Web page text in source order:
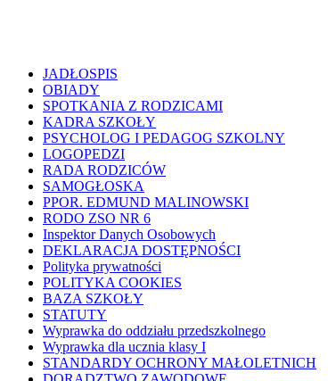
JADŁOSPIS
OBIADY
SPOTKANIA Z RODZICAMI
KADRA SZKOŁY
PSYCHOLOG I PEDAGOG SZKOLNY
LOGOPEDZI
RADA RODZICÓW
SAMOGŁOSKA
PPOR. EDMUND MALINOWSKI
RODO ZSO NR 6
Inspektor Danych Osobowych
DEKLARACJA DOSTĘPNOŚCI
Polityka prywatności
POLITYKA COOKIES
BAZA SZKOŁY
STATUTY
Wyprawka do oddziału przedszkolnego
Wyprawka dla ucznia klasy I
STANDARDY OCHRONY MAŁOLETNICH